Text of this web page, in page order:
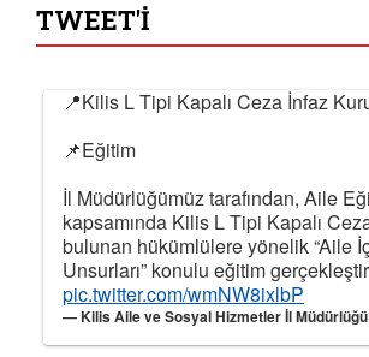
TWEET'İ
📍Kilis L Tipi Kapalı Ceza İnfaz
📌Eğitim
İl Müdürlüğümüz tarafından, Aile
kapsamında Kilis L Tipi Kapalı
bulunan hükümlülere yönelik “Aile
Unsurları” konulu eğitim
pic.twitter.com/wmNW8ixlbP
— Kilis Aile ve Sosyal Hizmetler İl